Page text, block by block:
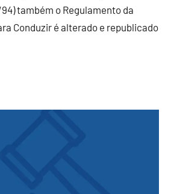
também o Regulamento da
Conduzir é alterado e republicado